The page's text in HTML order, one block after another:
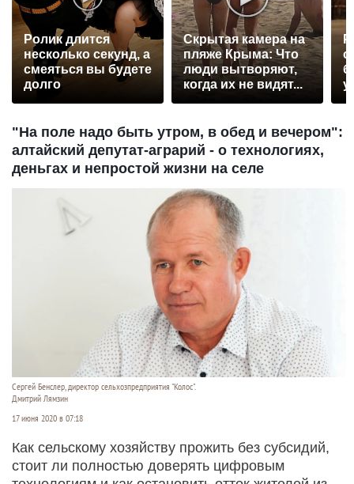
Ролик длится
несколько секунд, а
смеяться вы будете
долго
Скрытая камера на
пляже Крыма: Что
люди вытворяют,
когда их не видят...
"На поле надо быть утром, в обед и вечером":
алтайский депутат-аграрий - о технологиях,
деньгах и непростой жизни на селе
Сергей Бенслер, директор сельхозпредприятия "Колос".
Дмитрий Лямзин
17 июня 2020 в 07:18
Как сельскому хозяйству прожить без субсидий,
стоит ли полностью доверять цифровым